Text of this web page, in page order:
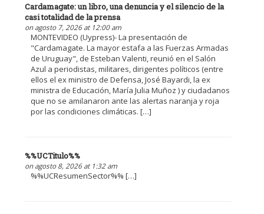
Cardamagate: un libro, una denuncia y el silencio de la
casi totalidad de la prensa
on agosto 7, 2026 at 12:00 am
MONTEVIDEO (Uypress)- La presentación de
"Cardamagate. La mayor estafa a las Fuerzas Armadas
de Uruguay", de Esteban Valenti, reunió en el Salón
Azul a periodistas, militares, dirigentes políticos (entre
ellos el ex ministro de Defensa, José Bayardi, la ex
ministra de Educación, María Julia Muñoz ) y ciudadanos
que no se amilanaron ante las alertas naranja y roja
por las condiciones climáticas. […]
%%UCTitulo%%
on agosto 8, 2026 at 1:32 am
%%UCResumenSector%% […]